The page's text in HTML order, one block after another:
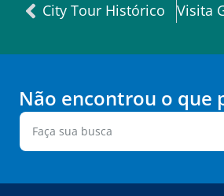
City Tour Histórico
Não encontrou o que